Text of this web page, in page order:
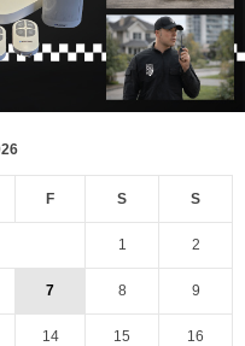
F S S
1 2
7 8 9
14 15 16